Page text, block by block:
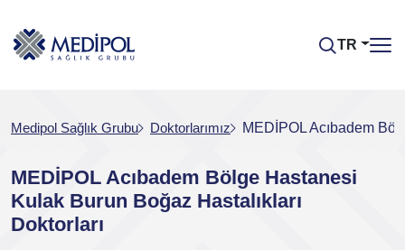
TR
Medipol Sağlık Grubu Doktorlarımız MEDİPOL Acıbadem
MEDİPOL Acıbadem Bölge Hastanesi
Kulak Burun Boğaz Hastalıkları
Doktorları